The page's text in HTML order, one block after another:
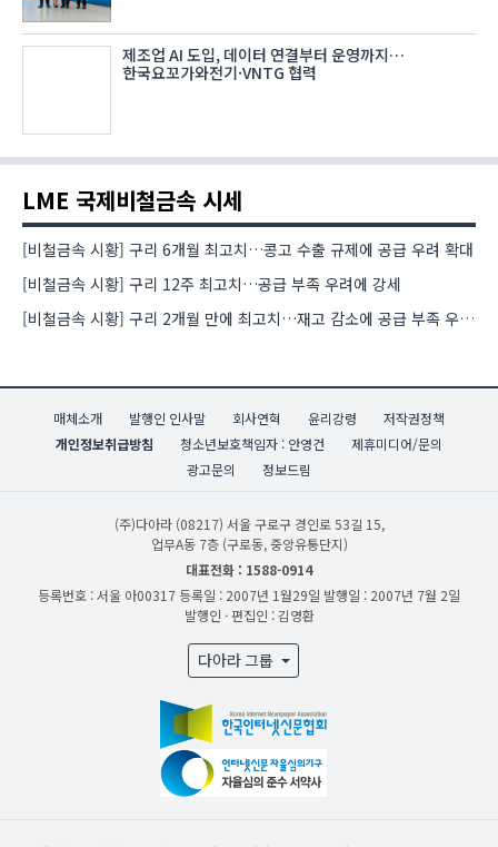
제조업 AI 도입, 데이터 연결부터 운영까지…
한국요꼬가와전기·VNTG 협력
LME 국제비철금속 시세
[비철금속 시황] 구리 6개월 최고치…콩고 수출 규제에 공급 우려 확대
[비철금속 시황] 구리 12주 최고치…공급 부족 우려에 강세
[비철금속 시황] 구리 2개월 만에 최고치…재고 감소에 공급 부족 우려 확대
매체소개 발행인 인사말 회사연혁 윤리강령
저작권정책
개인정보취급방침
청소년보호책임자 : 안영건
제휴미디어/문의
광고문의
정보드림
(주)다아라 (08217) 서울 구로구 경인로 53길 15,
업무A동 7층 (구로동, 중앙유통단지)
대표전화 : 1588-0914
등록번호 : 서울 아00317 등록일 : 2007년 1월29일 발행일 : 2007년 7월 2일
발행인 · 편집인 : 김영환
다아라 그룹